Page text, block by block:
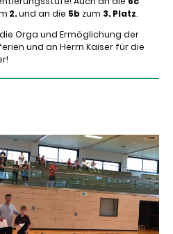
2.und an die 5b zum 3. Platz.
Orga und Ermöglichung der
und an Herrn Kaiser für die